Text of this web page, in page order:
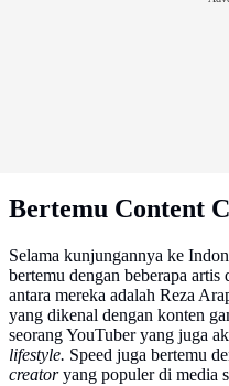
Bertemu Content
Selama kunjungannya ke
bertemu dengan beberapa artis
antara mereka adalah Reza
yang dikenal dengan konten
seorang YouTuber yang juga
lifestyle. Speed juga bertemu
creatoryang populer di media